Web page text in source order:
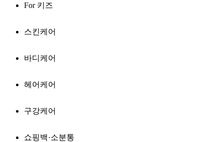
For 키즈
스킨케어
바디케어
헤어케어
구강케어
쇼핑백·소분통